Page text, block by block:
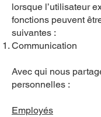
lorsque l’utilisateur
fonctions peuvent
suivantes :
Communication
Avec qui nous
personnelles :
Employés